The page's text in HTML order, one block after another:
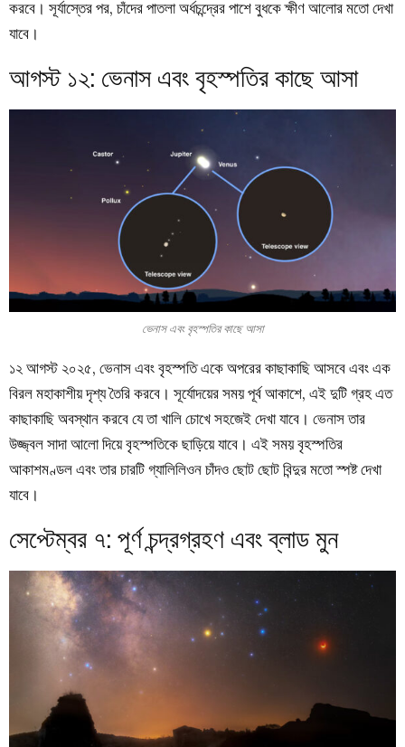
করবে। সূর্যাস্তের পর, চাঁদের পাতলা অর্ধচন্দ্রের পাশে বুধকে ক্ষীণ আলোর মতো দেখা
যাবে।
আগস্ট ১২: ভেনাস এবং বৃহস্পতির কাছে আসা
ভেনাস এবং বৃহস্পতির কাছে আসা
১২ আগস্ট ২০২৫, ভেনাস এবং বৃহস্পতি একে অপরের কাছাকাছি আসবে এবং এক
বিরল মহাকাশীয় দৃশ্য তৈরি করবে। সূর্যোদয়ের সময় পূর্ব আকাশে, এই দুটি গ্রহ এত
কাছাকাছি অবস্থান করবে যে তা খালি চোখে সহজেই দেখা যাবে। ভেনাস তার
উজ্জ্বল সাদা আলো দিয়ে বৃহস্পতিকে ছাড়িয়ে যাবে। এই সময় বৃহস্পতির
আকাশমণ্ডল এবং তার চারটি গ্যালিলিওন চাঁদও ছোট ছোট বিন্দুর মতো স্পষ্ট দেখা
যাবে।
সেপ্টেম্বর ৭: পূর্ণ চন্দ্রগ্রহণ এবং ব্লাড মুন